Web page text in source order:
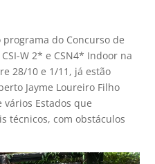
do Concurso de
W 2* e CSN4* Indoor na
28/10 e 1/11, já estão
Jayme Loureiro Filho
Estados que
técnicos, com obstáculos